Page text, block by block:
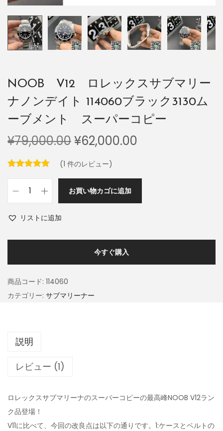
NOOB V12 ロレックスサブマリー
ナノンデイト 114060ブラック3130ム
ーブメント スーパーコピー
¥79,000.00¥62,000.00
(1 件のレビュー)
お買い物カゴに追加
リストに追加
今すぐ購入
商品コード: 114060
カテゴリー: サブマリーナー
説明
レビュー (1)
ロレックスサブマリーナのスーパーコピーの最高峰NOOB V12ラン
ク品登場！
V11に比べて、今回の改良点は以下の通りです。1:ケースとベルトの